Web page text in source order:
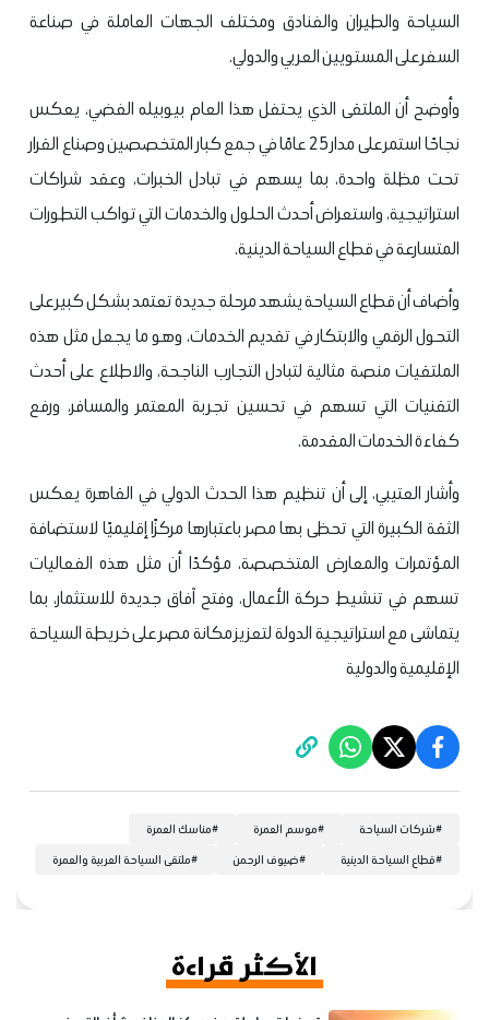
السياحة والطيران والفنادق ومختلف الجهات العاملة في صناعة
السفر على المستويين العربي والدولي.
وأوضح أن الملتقى الذي يحتفل هذا العام بيوبيله الفضي، يعكس
نجاحًا استمر على مدار 25 عامًا في جمع كبار المتخصصين وصناع القرار
تحت مظلة واحدة، بما يسهم في تبادل الخبرات، وعقد شراكات
استراتيجية، واستعراض أحدث الحلول والخدمات التي تواكب التطورات
المتسارعة في قطاع السياحة الدينية.
وأضاف أن قطاع السياحة يشهد مرحلة جديدة تعتمد بشكل كبير على
التحول الرقمي والابتكار في تقديم الخدمات، وهو ما يجعل مثل هذه
الملتقيات منصة مثالية لتبادل التجارب الناجحة، والاطلاع على أحدث
التقنيات التي تسهم في تحسين تجربة المعتمر والمسافر، ورفع
كفاءة الخدمات المقدمة.
وأشار العتيبي، إلى أن تنظيم هذا الحدث الدولي في القاهرة يعكس
الثقة الكبيرة التي تحظى بها مصر باعتبارها مركزًا إقليميًا لاستضافة
المؤتمرات والمعارض المتخصصة، مؤكدًا أن مثل هذه الفعاليات
تسهم في تنشيط حركة الأعمال، وفتح آفاق جديدة للاستثمار، بما
يتماشى مع استراتيجية الدولة لتعزيز مكانة مصر على خريطة السياحة
الإقليمية والدولية
#شركات السياحة #موسم العمرة #مناسك العمرة
#قطاع السياحة الدينية #ضيوف الرحمن #ملتقى السياحة العربية والعمرة
الأكثر قراءة